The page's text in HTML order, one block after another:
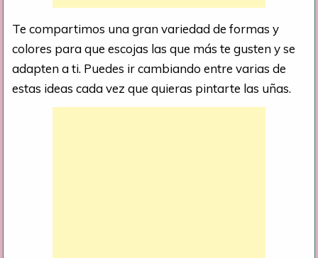
Te compartimos una gran variedad de formas y
colores para que escojas las que más te gusten y se
adapten a ti. Puedes ir cambiando entre varias de
estas ideas cada vez que quieras pintarte las uñas.